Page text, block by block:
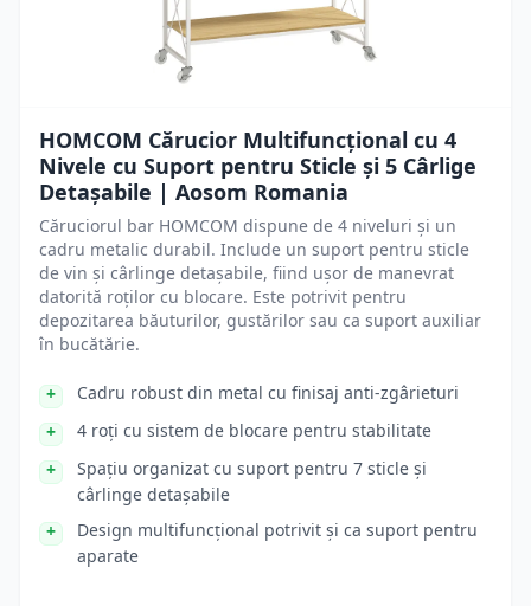
HOMCOM Cărucior Multifuncțional cu 4
Nivele cu Suport pentru Sticle și 5 Cârlige
Detașabile | Aosom Romania
Căruciorul bar HOMCOM dispune de 4 niveluri și un
cadru metalic durabil. Include un suport pentru sticle
de vin și cârlinge detașabile, fiind ușor de manevrat
datorită roților cu blocare. Este potrivit pentru
depozitarea băuturilor, gustărilor sau ca suport auxiliar
în bucătărie.
Cadru robust din metal cu finisaj anti-zgârieturi
4 roți cu sistem de blocare pentru stabilitate
Spațiu organizat cu suport pentru 7 sticle și
cârlinge detașabile
Design multifuncțional potrivit și ca suport pentru
aparate